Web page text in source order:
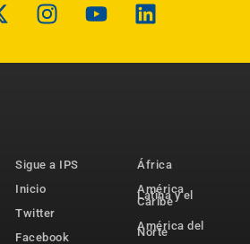
Sigue a IPS
Inicio
Twitter
Facebook
África
América
Latina y el
Caribe
América del
Norte